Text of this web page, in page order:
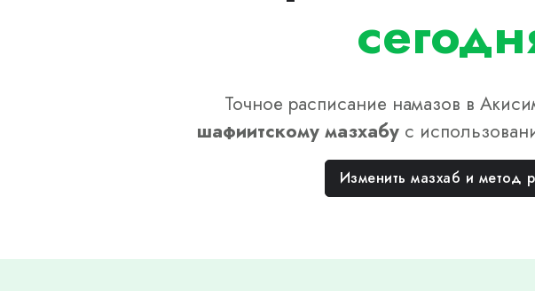
Точное расписание намазов в
шафиитскому мазхабу с
Изменить мазхаб и метод